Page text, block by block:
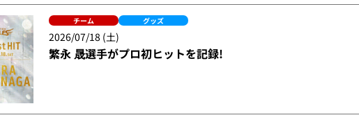
チーム グッズ
2026/07/18 (土)
繁永 晟選手がプロ初ヒットを記録!